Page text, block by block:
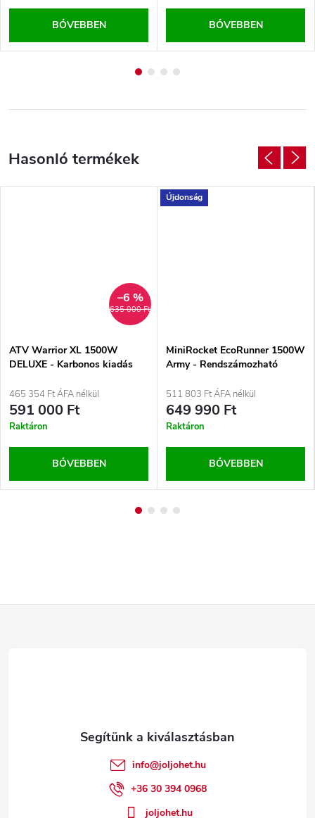
BŐVEBBEN BŐVEBBEN
635 000 Ft
–6 %
ATV Warrior XL 1500W
DELUXE - Karbonos kiadás
465 354 Ft ÁFA nélkül
591 000 Ft
Raktáron
BŐVEBBEN
Újdonság
MiniRocket EcoRunner 1500W
Army - Rendszámozható
511 803 Ft ÁFA nélkül
649 990 Ft
Raktáron
BŐVEBBEN
info@joljohet.hu
+36 30 394 0968
joljohet.hu